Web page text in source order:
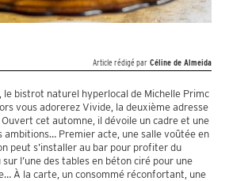
Article rédigé par Céline de Almeida
le bistrot naturel hyperlocal de Michelle Primc
vous adorerez Vivide, la deuxième adresse
cet automne, il dévoile un cadre et une
ambitions… Premier acte, une salle voûtée en
peut s’installer au bar pour profiter du
l’une des tables en béton ciré pour une
À la carte, un consommé réconfortant, une